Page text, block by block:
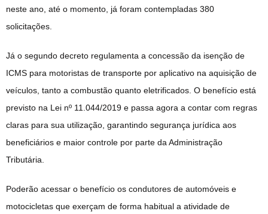
neste ano, até o momento, já foram contempladas 380
solicitações.
Já o segundo decreto regulamenta a concessão da isenção de
ICMS para motoristas de transporte por aplicativo na aquisição de
veículos, tanto a combustão quanto eletrificados. O benefício está
previsto na Lei nº 11.044/2019 e passa agora a contar com regras
claras para sua utilização, garantindo segurança jurídica aos
beneficiários e maior controle por parte da Administração
Tributária.
Poderão acessar o benefício os condutores de automóveis e
motocicletas que exerçam de forma habitual a atividade de